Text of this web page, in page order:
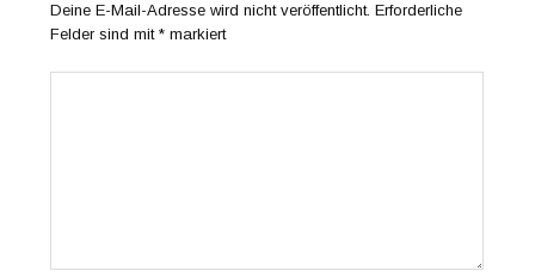
Deine E-Mail-Adresse wird nicht veröffentlicht. Erforderliche
Felder sind mit* markiert